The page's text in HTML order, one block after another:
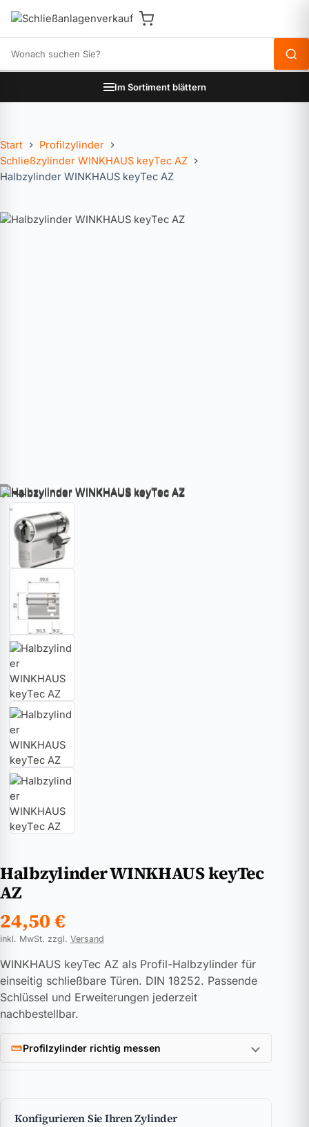
Im Sortiment blättern
Start
Profilzylinder
Schließzylinder WINKHAUS keyTec AZ
Halbzylinder WINKHAUS keyTec AZ
Halbzylinder WINKHAUS keyTec
AZ
24,50€
inkl. MwSt. zzgl. Versand
WINKHAUS keyTec AZ als Profil-Halbzylinder für
einseitig schließbare Türen. DIN 18252. Passende
Schlüssel und Erweiterungen jederzeit
nachbestellbar.
Profilzylinder richtig messen
Konfigurieren Sie Ihren Zylinder